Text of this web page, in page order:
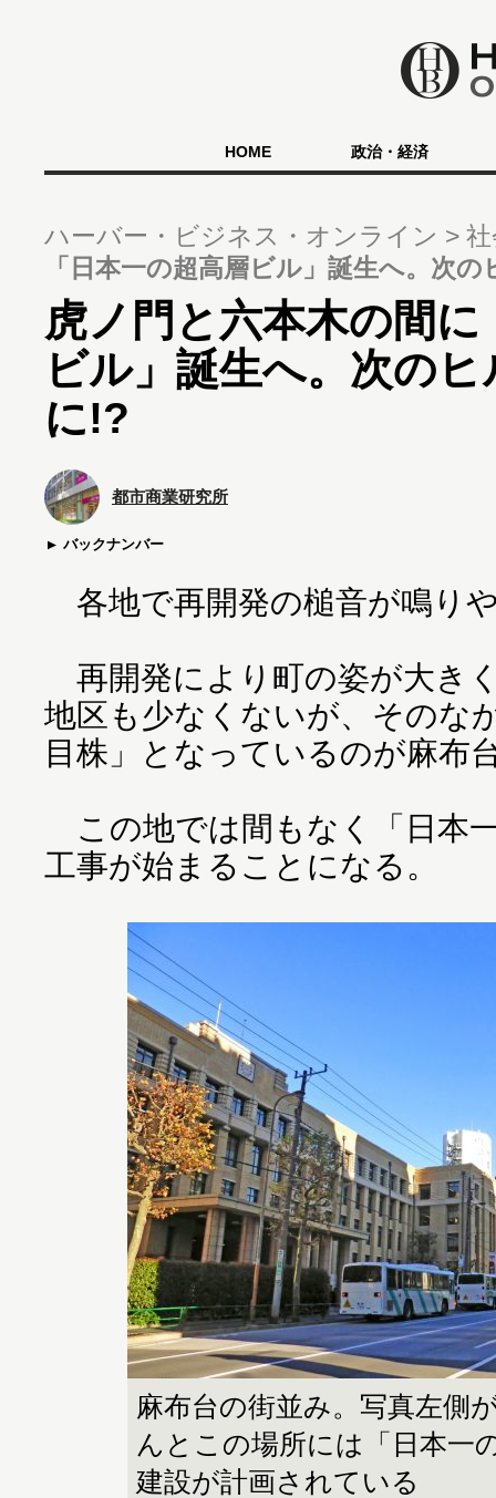
HOME 政治・経済
ハーバー・ビジネス・オンライン
「日本一の超高層ビル」誕生へ。次
虎ノ門と六本木の間
ビル」誕生へ。次の
に!?
都市商業研究所
バックナンバー
各地で再開発の槌音が鳴り
再開発により町の姿が大き
地区も少なくないが、そのな
目株」となっているのが麻布
この地では間もなく「日本
工事が始まることになる。
麻布台の街並み。写真左側
んとこの場所には「日本一
建設が計画されている